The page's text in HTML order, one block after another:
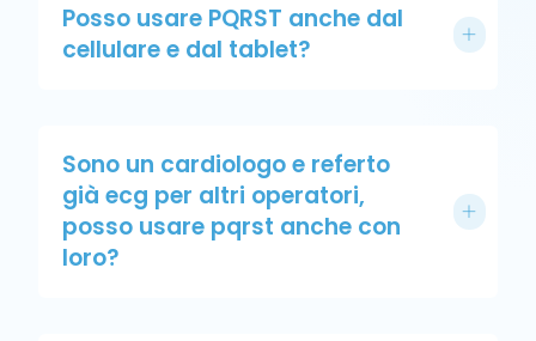
Posso usare PQRST anche dal
cellulare e dal tablet?
Sono un cardiologo e referto
già ecg per altri operatori,
posso usare pqrst anche con
loro?